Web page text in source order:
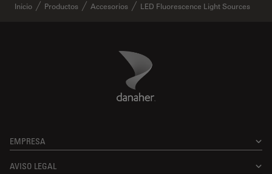
Inicio Productos Accesorios LED Fluorescence Light Sources
Danaher Logo
EMPRESA
AVISO LEGAL